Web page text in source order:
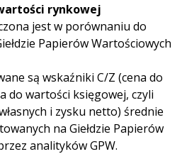
rynkowej
jest w porównaniu do
Papierów Wartościowych
są wskaźniki C/Z (cena do
do wartości księgowej, czyli
i zysku netto) średnie
na Giełdzie Papierów
analityków GPW.